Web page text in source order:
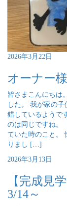
2026年3月22日
オーナー
皆さまこんにちは
した。 我が家の
錯しているようで
のは同じですね。
ていた時のこと。
りまし […]
2026年3月13日
【完成見
3/14～